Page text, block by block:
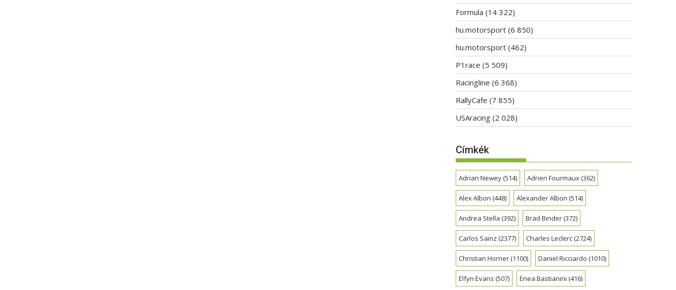
Formula (14 322)
hu.motorsport (6 850)
hu.motorsport (462)
P1race (5 509)
Racingline (6 368)
RallyCafe (7 855)
USAracing (2 028)
Címkék
Adrian Newey(514) Adrien Fourmaux(362)
Alex Albon (448) Alexander Albon (514)
Andrea Stella (392) Brad Binder(372)
Carlos Sainz (2377) Charles Leclerc(2724)
Christian Horner(1100) Daniel Ricciardo (1010)
Elfyn Evans (507) Enea Bastianini (416)